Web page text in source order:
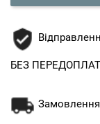
БЕЗ
Замовлення